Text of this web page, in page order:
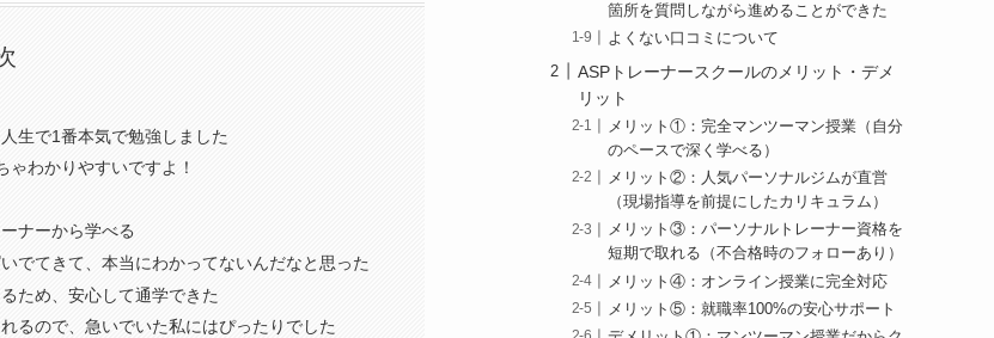
生で1番本気で勉強しました
わかりやすいですよ！
ナーから学べる
でてきて、本当にわかってないんだなと思った
ため、安心して通学できた
るので、急いでいた私にはぴったりでした
箇所を質問しながら進めることができた
よくない口コミについて
ASPトレーナースクールのメリット・デメ
リット
メリット①：完全マンツーマン授業（自分
のペースで深く学べる）
メリット②：人気パーソナルジムが直営
（現場指導を前提にしたカリキュラム）
メリット③：パーソナルトレーナー資格を
短期で取れる（不合格時のフォローあり）
メリット④：オンライン授業に完全対応
メリット⑤：就職率100%の安心サポート